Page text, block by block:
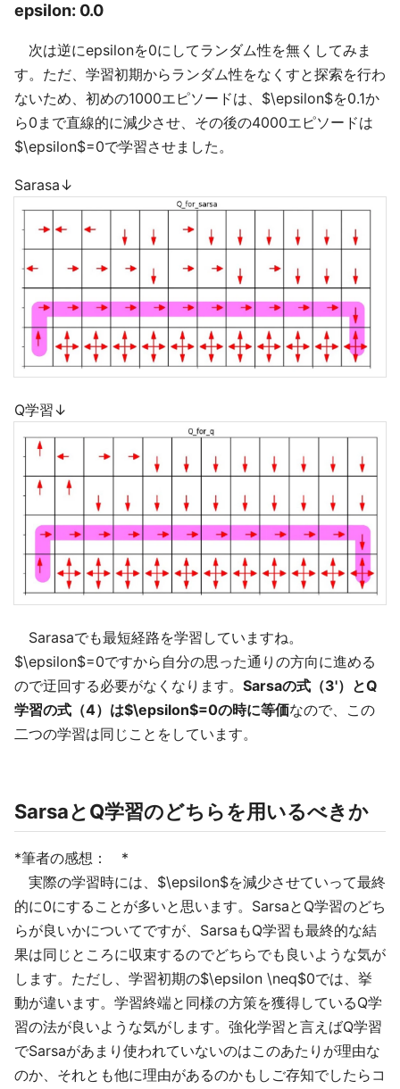
epsilon: 0.0
次は逆にepsilonを0にしてランダム性を無くしてみま
す。ただ、学習初期からランダム性をなくすと探索を行わ
ないため、初めの1000エピソードは、$\epsilon$を0.1か
ら0まで直線的に減少させ、その後の4000エピソードは
$\epsilon$=0で学習させました。
Sarasa↓
Q学習↓
Sarasaでも最短経路を学習していますね。
$\epsilon$=0ですから自分の思った通りの方向に進める
ので迂回する必要がなくなります。 Sarsaの式（3'）とQ
学習の式（4）は$\epsilon$=0の時に等価なので、この
二つの学習は同じことをしています。
SarsaとQ学習のどちらを用いるべきか
*筆者の感想： *
実際の学習時には、$\epsilon$を減少させていって最終
的に0にすることが多いと思います。SarsaとQ学習のどち
らが良いかについてですが、SarsaもQ学習も最終的な結
果は同じところに収束するのでどちらでも良いような気が
します。ただし、学習初期の$\epsilon \neq$0では、挙
動が違います。学習終端と同様の方策を獲得しているQ学
習の法が良いような気がします。強化学習と言えばQ学習
でSarsaがあまり使われていないのはこのあたりが理由な
のか、それとも他に理由があるのかもしご存知でしたらコ